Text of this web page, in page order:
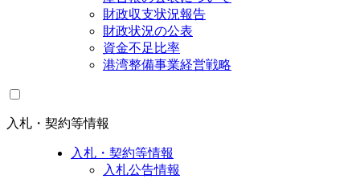
財政収支状況報告
財政状況の公表
資金不足比率
港湾整備事業経営戦略
入札・契約等情報
入札・契約等情報
入札公告情報